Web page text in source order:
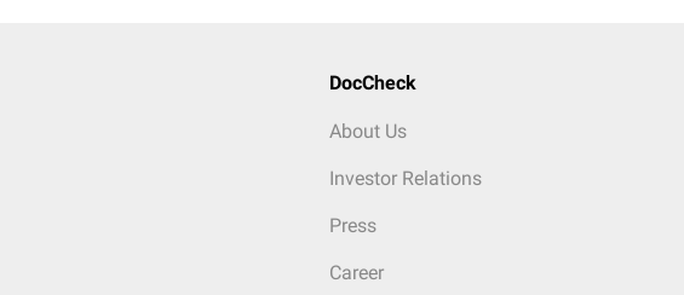
DocCheck
About Us
Investor Relations
Press
Career